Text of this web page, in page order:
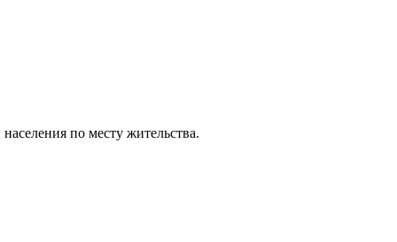
по месту жительства.